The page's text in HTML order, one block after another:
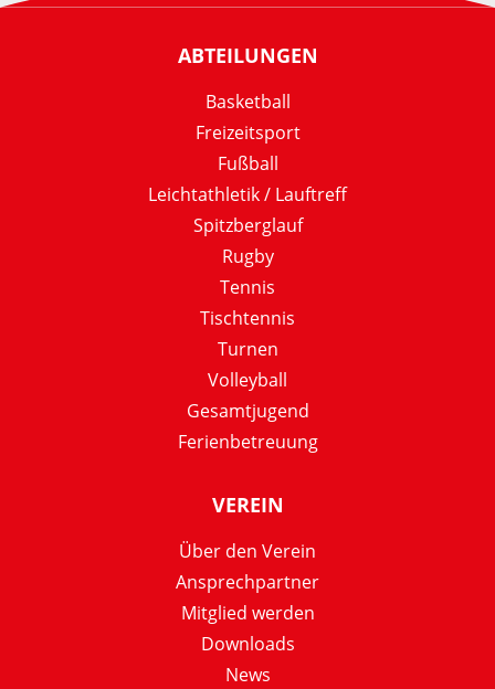
ABTEILUNGEN
Basketball
Freizeitsport
Fußball
Leichtathletik / Lauftreff
Spitzberglauf
Rugby
Tennis
Tischtennis
Turnen
Volleyball
Gesamtjugend
Ferienbetreuung
VEREIN
Über den Verein
Ansprechpartner
Mitglied werden
Downloads
News